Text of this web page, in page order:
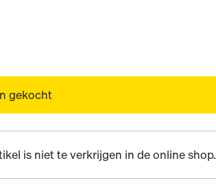
gekocht
is niet te verkrijgen in de online shop.